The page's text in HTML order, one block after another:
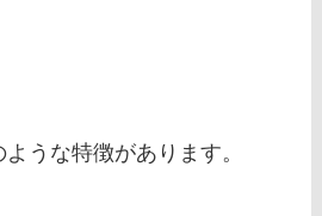
うな特徴があります。